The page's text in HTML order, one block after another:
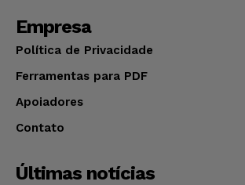
Empresa
Política de Privacidade
Ferramentas para PDF
Apoiadores
Contato
Últimas notícias